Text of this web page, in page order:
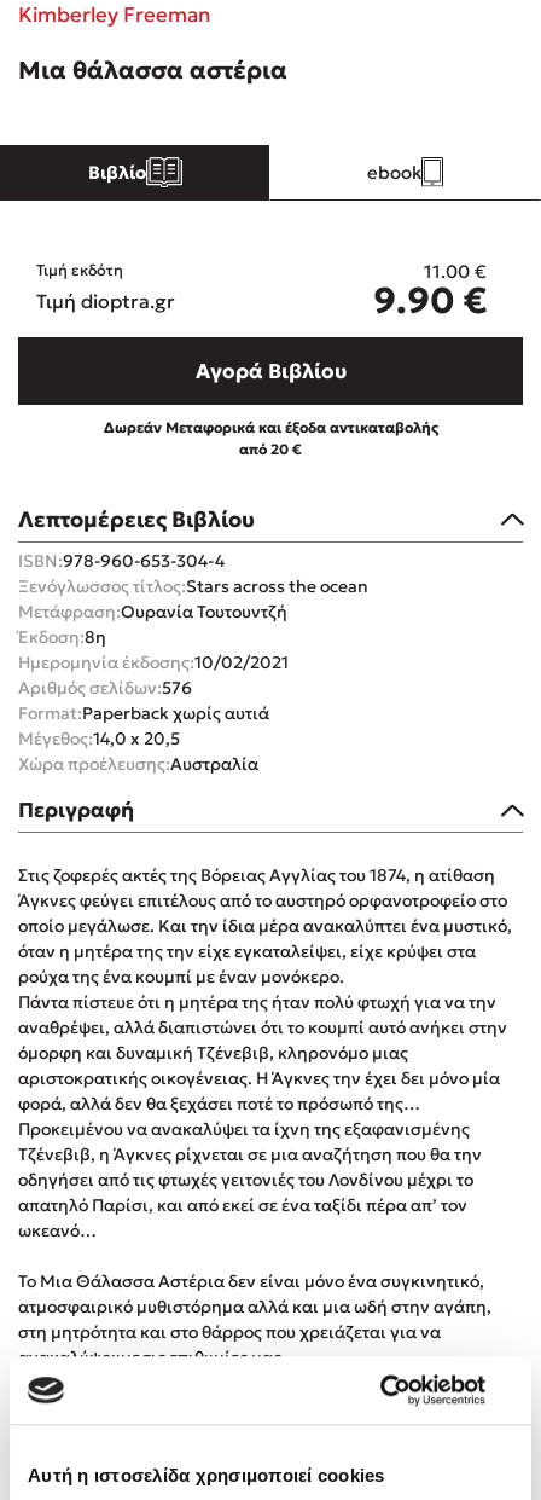
Αυτή η ιστοσελίδα χρησιμοποιεί cookies
Ιωάννης Γλωσσόπουλος
Πάνω, κάτω, μπροστά, πίσω
Mel Robbins
Δημοφιλείς Συγγραφείς
Φυστίκι ΠουΚυλάει
Παύλος Καστανάς
El Sombrero
Στέφανος Ξενάκης
Sebastian Fitzek
Freida McFadden
Κατρίνα Τσάνταλη
Lucinda Riley
Mimi Matthews
Benzamin Bécue
Rebecca Yarros
Τζένη Κουτσοδημητροπούλου
Emily Henry
Ali Hazelwood
Cori Doerrfeld
Kimberley Freeman
Μια θάλασσα αστέρια
Βιβλίο ebook
Λεπτομέρειες Βιβλίου
ISBN:978-960-653-304-4
Ξενόγλωσσος τίτλος:Stars across the ocean
Μετάφραση:Ουρανία Τουτουντζή
Έκδοση:8η
Ημερομηνία έκδοσης:10/02/2021
Αριθμός σελίδων:576
Format:Paperback χωρίς αυτιά
Μέγεθος:14,0 x 20,5
Χώρα προέλευσης:Αυστραλία
Τιμή εκδότη 11.00 €
Τιμή dioptra.gr 9.90 €
Αγορά Βιβλίου
Δωρεάν Μεταφορικά και έξοδα αντικαταβολής
από 20 €
Περιγραφή
Στις ζοφερές ακτές της Βόρειας Αγγλίας του 1874, η ατίθαση
Άγκνες φεύγει επιτέλους από το αυστηρό ορφανοτροφείο στο
οποίο μεγάλωσε. Και την ίδια μέρα ανακαλύπτει ένα μυστικό,
όταν η μητέρα της την είχε εγκαταλείψει, είχε κρύψει στα
ρούχα της ένα κουμπί με έναν μονόκερο.
Πάντα πίστευε ότι η μητέρα της ήταν πολύ φτωχή για να την
αναθρέψει, αλλά διαπιστώνει ότι το κουμπί αυτό ανήκει στην
όμορφη και δυναμική Τζένεβιβ, κληρονόμο μιας
αριστοκρατικής οικογένειας. Η Άγκνες την έχει δει μόνο μία
φορά, αλλά δεν θα ξεχάσει ποτέ το πρόσωπό της…
Προκειμένου να ανακαλύψει τα ίχνη της εξαφανισμένης
Τζένεβιβ, η Άγκνες ρίχνεται σε μια αναζήτηση που θα την
οδηγήσει από τις φτωχές γειτονιές του Λονδίνου μέχρι το
απατηλό Παρίσι, και από εκεί σε ένα ταξίδι πέρα απ’ τον
ωκεανό…
Το Μια Θάλασσα Αστέρια δεν είναι μόνο ένα συγκινητικό,
ατμοσφαιρικό μυθιστόρημα αλλά και μια ωδή στην αγάπη,
στη μητρότητα και στο θάρρος που χρειάζεται για να
ανακαλύψουμε τις επιθυμίες μας.
Είναι ένα βιβλίο που, όταν το τελειώσετε, θα θελήσετε να
βρείτε τους ήρωές του και να συζητήσετε μαζί τους.
Αξιολογήσεις